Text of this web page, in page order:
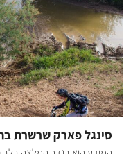
הקיבוץ לפני המלחמה.
הקמת הישוב, מפי הותיקים.
מכאן מובנים יותר, סיפורם
דרך כביש הגישה לכפר עזה
האתר. הביקור באתר בתשלום
סינגל פארק שרשרת